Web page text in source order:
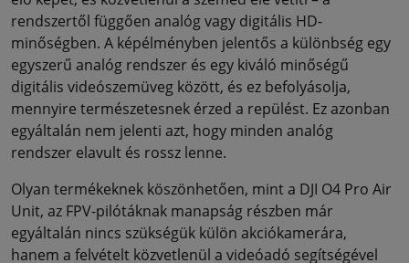
rendszertől függően analóg vagy digitális HD-
minőségben. A képélményben jelentős a különbség egy
egyszerű analóg rendszer és egy kiváló minőségű
digitális videószemüveg között, és ez befolyásolja,
mennyire természetesnek érzed a repülést. Ez azonban
egyáltalán nem jelenti azt, hogy minden analóg
rendszer elavult és rossz lenne.
Olyan termékeknek köszönhetően, mint a DJI O4 Pro Air
Unit, az FPV-pilótáknak manapság részben már
egyáltalán nincs szükségük külön akciókamerára,
hanem a felvételt közvetlenül a videóadó segítségével